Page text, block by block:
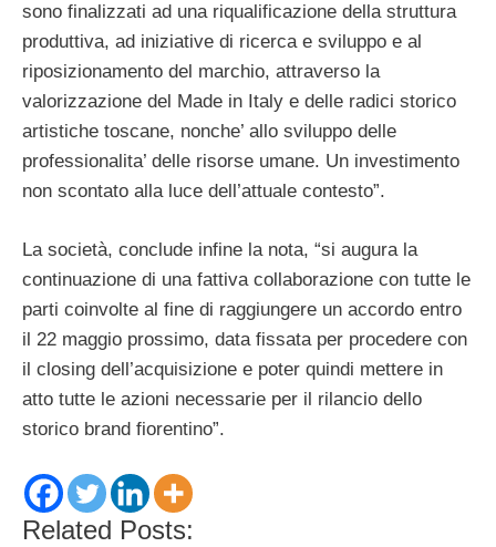
sono finalizzati ad una riqualificazione della struttura
produttiva, ad iniziative di ricerca e sviluppo e al
riposizionamento del marchio, attraverso la
valorizzazione del Made in Italy e delle radici storico
artistiche toscane, nonche’ allo sviluppo delle
professionalita’ delle risorse umane. Un investimento
non scontato alla luce dell’attuale contesto”.
La società, conclude infine la nota, “si augura la
continuazione di una fattiva collaborazione con tutte le
parti coinvolte al fine di raggiungere un accordo entro
il 22 maggio prossimo, data fissata per procedere con
il closing dell’acquisizione e poter quindi mettere in
atto tutte le azioni necessarie per il rilancio dello
storico brand fiorentino”.
Related Posts: